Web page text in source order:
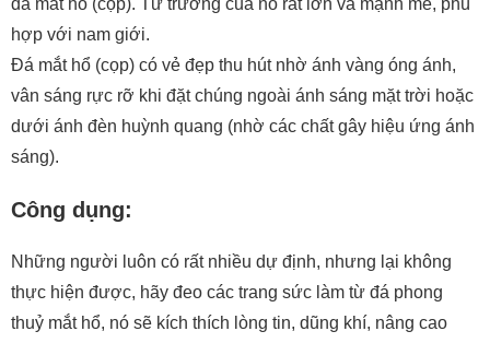
đá mắt hổ (cọp). Từ trường của nó rất lớn và mạnh mẽ, phù
hợp với nam giới.
Đá mắt hổ (cọp) có vẻ đẹp thu hút nhờ ánh vàng óng ánh,
vân sáng rực rỡ khi đặt chúng ngoài ánh sáng mặt trời hoặc
dưới ánh đèn huỳnh quang (nhờ các chất gây hiệu ứng ánh
sáng).
Công dụng:
Những người luôn có rất nhiều dự định, nhưng lại không
thực hiện được, hãy đeo các trang sức làm từ đá phong
thuỷ mắt hổ, nó sẽ kích thích lòng tin, dũng khí, nâng cao